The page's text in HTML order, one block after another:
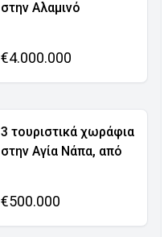
στην Αλαμινό
€4.000.000
3 τουριστικά χωράφια
στην Αγία Νάπα, από
€500.000